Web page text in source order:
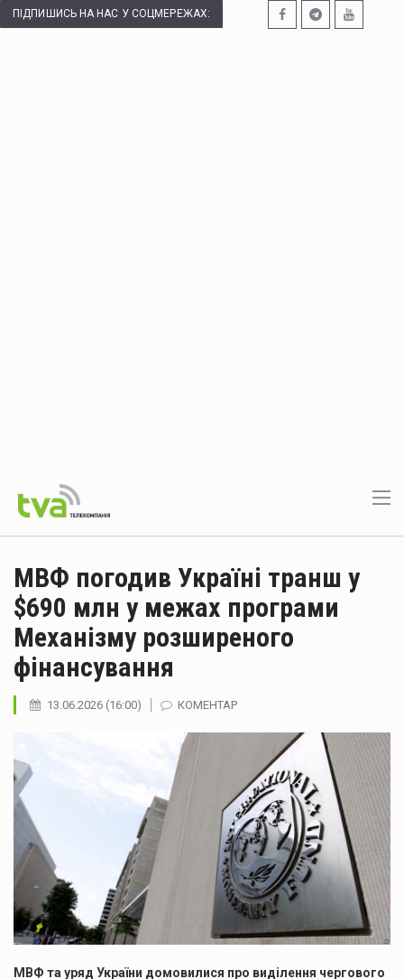
ПІДПИШИСЬ НА НАС У СОЦМЕРЕЖАХ:
МВФ погодив Україні транш у
$690 млн у межах програми
Механізму розширеного
фінансування
13.06.2026 (16:00) КОМЕНТАР
МВФ та уряд України домовилися про виділення чергового